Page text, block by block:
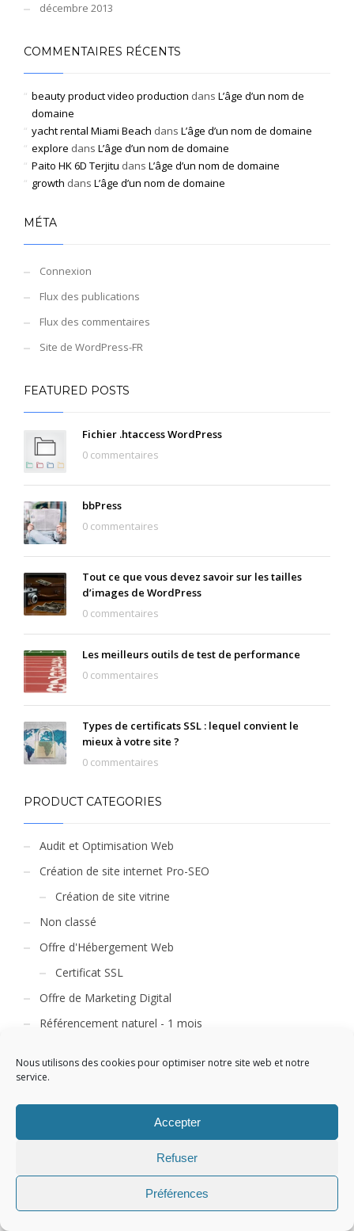
Nous utilisons des cookies pour optimiser notre site web et notre
service.
Accepter
Refuser
Préférences
décembre 2013
COMMENTAIRES RÉCENTS
beauty product video production dans L’âge d’un nom de
domaine
yacht rental Miami Beach dans L’âge d’un nom de domaine
explore dans L’âge d’un nom de domaine
Paito HK 6D Terjitu dans L’âge d’un nom de domaine
growth dans L’âge d’un nom de domaine
MÉTA
Connexion
Flux des publications
Flux des commentaires
Site de WordPress-FR
FEATURED POSTS
Fichier .htaccess WordPress
0 commentaires
bbPress
0 commentaires
Tout ce que vous devez savoir sur les tailles
d’images de WordPress
0 commentaires
Les meilleurs outils de test de performance
0 commentaires
Types de certificats SSL : lequel convient le
mieux à votre site ?
0 commentaires
PRODUCT CATEGORIES
Audit et Optimisation Web
Création de site internet Pro-SEO
Création de site vitrine
Non classé
Offre d'Hébergement Web
Certificat SSL
Offre de Marketing Digital
Référencement naturel - 1 mois
Référencement naturel - 6 mois
Référencement Payant
Referencement Social SMO